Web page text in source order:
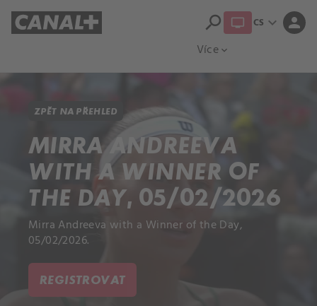
Více expand_more
search CS expand_more person
ZPĚT NA PŘEHLED
MIRRA ANDREEVA
WITH A WINNER OF
THE DAY, 05/02/2026
Mirra Andreeva with a Winner of the Day,
05/02/2026.
REGISTROVAT